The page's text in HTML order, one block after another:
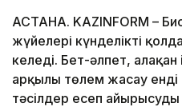
АСТАНА. KAZINFORM –
жүйелері күнделікті
келеді. Бет-әлпет,
арқылы төлем жасау енді
тәсілдер есеп айырысуды